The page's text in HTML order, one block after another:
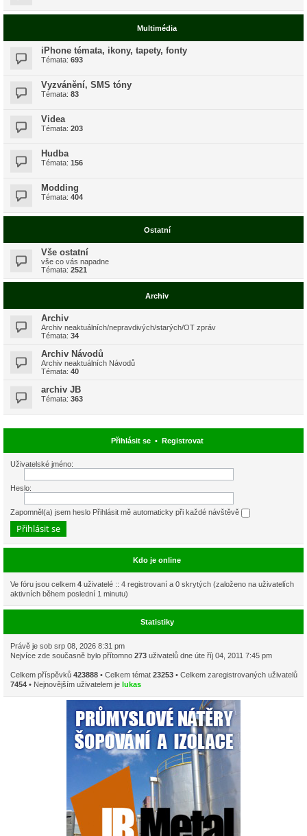
Multimédia
iPhone témata, ikony, tapety, fonty
Témata: 693
Vyzvánění, SMS tóny
Témata: 83
Videa
Témata: 203
Hudba
Témata: 156
Modding
Témata: 404
Ostatní
Vše ostatní
vše co vás napadne
Témata: 2521
Archiv
Archiv
Archiv neaktuálních/nepravdivých/starých/OT zpráv
Témata: 34
Archiv Návodů
Archiv neaktuálních Návodů
Témata: 40
archiv JB
Témata: 363
Přihlásit se• Registrovat
Uživatelské jméno:
Heslo:
Zapomněl(a) jsem heslo Přihlásit mě automaticky při každé návštěvě
Kdo je online
Ve fóru jsou celkem 4 uživatelé :: 4 registrovaní a 0 skrytých (založeno na uživatelích
aktivních během poslední 1 minutu)
Statistiky
Právě je sob srp 08, 2026 8:31 pm
Nejvíce zde současně bylo přítomno 273 uživatelů dne úte říj 04, 2011 7:45 pm
Celkem příspěvků 423888 • Celkem témat 23253 • Celkem zaregistrovaných uživatelů
7454 • Nejnovějším uživatelem je lukas